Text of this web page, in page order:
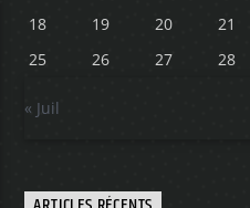
18
19 20 21
25
26 27 28
« Juil